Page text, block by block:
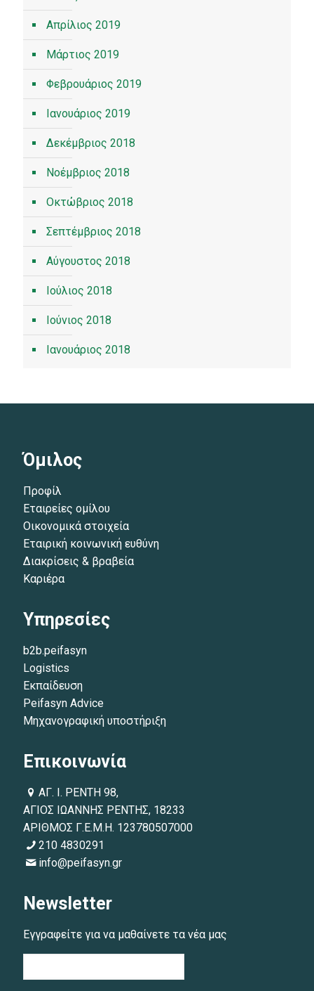
Απρίλιος 2019
Μάρτιος 2019
Φεβρουάριος 2019
Ιανουάριος 2019
Δεκέμβριος 2018
Νοέμβριος 2018
Οκτώβριος 2018
Σεπτέμβριος 2018
Αύγουστος 2018
Ιούλιος 2018
Ιούνιος 2018
Ιανουάριος 2018
Όμιλος
Προφίλ
Εταιρείες ομίλου
Οικονομικά στοιχεία
Εταιρική κοινωνική ευθύνη
Διακρίσεις & βραβεία
Καριέρα
Υπηρεσίες
b2b.peifasyn
Logistics
Εκπαίδευση
Peifasyn Advice
Μηχανογραφική υποστήριξη
Επικοινωνία
ΑΓ. Ι. ΡΕΝΤΗ 98,
ΑΓΙΟΣ ΙΩΑΝΝΗΣ ΡΕΝΤΗΣ, 18233
ΑΡΙΘΜΟΣ Γ.Ε.Μ.Η. 123780507000
210 4830291
info@peifasyn.gr
Newsletter
Εγγραφείτε για να μαθαίνετε τα νέα μας